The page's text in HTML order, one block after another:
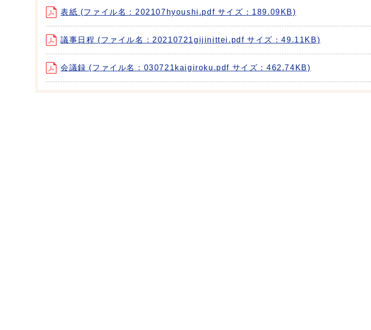
表紙 (ファイル名：202107hyoushi.pdf サイズ：189.09KB)
議事日程 (ファイル名：20210721gijinittei.pdf サイズ：49.11KB)
会議録 (ファイル名：030721kaigiroku.pdf サイズ：462.74KB)